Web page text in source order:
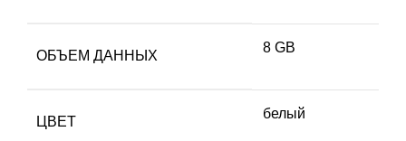
ОБЪЕМ ДАННЫХ
8 GB
ЦВЕТ
белый